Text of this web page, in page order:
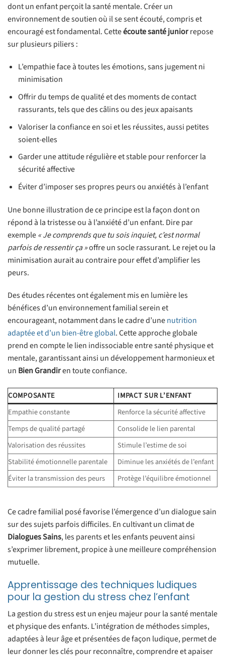
dont un enfant perçoit la santé mentale. Créer un
environnement de soutien où il se sent écouté, compris et
encouragé est fondamental. Cetteécoute santé juniorrepose
sur plusieurs piliers :
L’empathie face à toutes les émotions, sans jugement ni
minimisation
Offrir du temps de qualité et des moments de contact
rassurants, tels que des câlins ou des jeux apaisants
Valoriser la confiance en soi et les réussites, aussi petites
soient-elles
Garder une attitude régulière et stable pour renforcer la
sécurité affective
Éviter d’imposer ses propres peurs ou anxiétés à l’enfant
Une bonne illustration de ce principe est la façon dont on
répond à la tristesse ou à l’anxiété d’un enfant. Dire par
exemple« Je comprends que tu sois inquiet, c’est normal
parfois de ressentir ça »offre un socle rassurant. Le rejet ou la
minimisation aurait au contraire pour effet d’amplifier les
peurs.
Des études récentes ont également mis en lumière les
bénéfices d’un environnement familial serein et
encourageant, notamment dans le cadre d’unenutrition
adaptée et d’un bien-être global. Cette approche globale
prend en compte le lien indissociable entre santé physique et
mentale, garantissant ainsi un développement harmonieux et
un Bien Grandiren toute confiance.
COMPOSANTE
IMPACT SUR L’ENFANT
Empathie constante
Renforce la sécurité affective
Temps de qualité partagé
Consolide le lien parental
Valorisation des réussites
Stimule l’estime de soi
Stabilité émotionnelle parentale
Diminue les anxiétés de l’enfant
Éviter la transmission des peurs
Protège l’équilibre émotionnel
Ce cadre familial posé favorise l’émergence d’un dialogue sain
sur des sujets parfois difficiles. En cultivant un climat de
Dialogues Sains, les parents et les enfants peuvent ainsi
s’exprimer librement, propice à une meilleure compréhension
mutuelle.
Apprentissage des techniques ludiques
pour la gestion du stress chez l’enfant
La gestion du stress est un enjeu majeur pour la santé mentale
et physique des enfants. L’intégration de méthodes simples,
adaptées à leur âge et présentées de façon ludique, permet de
leur donner les clés pour reconnaître, comprendre et apaiser